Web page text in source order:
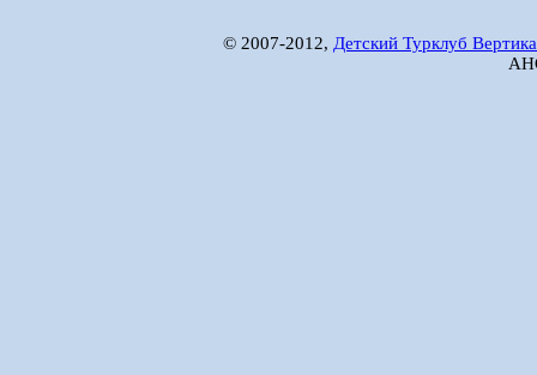
© 2007-2012, Детский Турклуб